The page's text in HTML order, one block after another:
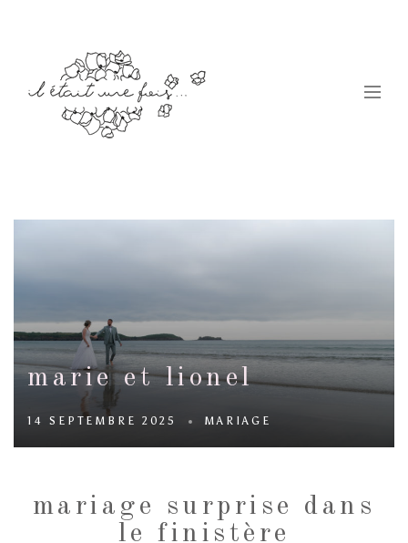
marie et lionel
14 SEPTEMBRE 2025 MARIAGE
mariage surprise dans
le finistère